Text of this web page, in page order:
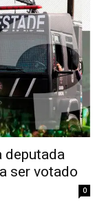
deputada
ser votado
0